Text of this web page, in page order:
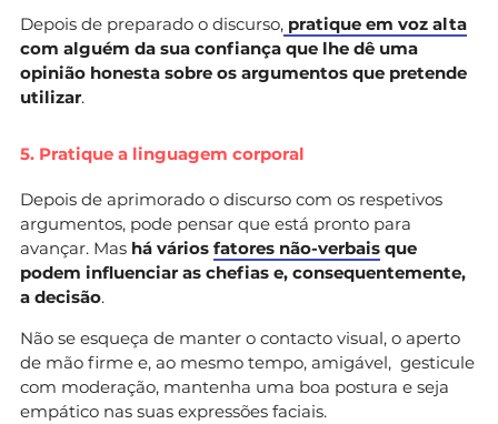
Depois de preparado o discurso, pratique em voz alta
com alguém da sua confiança que lhe dê uma
opinião honesta sobre os argumentos que pretende
utilizar.
5. Pratique a linguagem corporal
Depois de aprimorado o discurso com os respetivos
argumentos, pode pensar que está pronto para
avançar. Mas há vários fatores não-verbais que
podem influenciar as chefias e, consequentemente,
a decisão.
Não se esqueça de manter o contacto visual, o aperto
de mão firme e, ao mesmo tempo, amigável, gesticule
com moderação, mantenha uma boa postura e seja
empático nas suas expressões faciais.